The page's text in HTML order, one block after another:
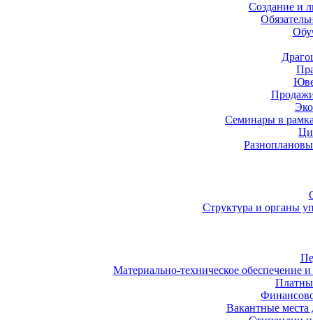
Создание и
Семинары в
Структура и органы
Материально-техническое обеспечение
Вакантные места